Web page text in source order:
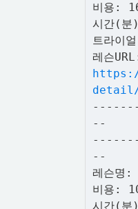
비용:
시간(
트라이
레슨
detail/
--
--
레슨명:
비용:
시간(